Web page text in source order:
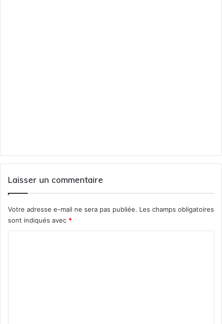
Laisser un commentaire
Votre adresse e-mail ne sera pas publiée. Les champs obligatoires
sont indiqués avec *